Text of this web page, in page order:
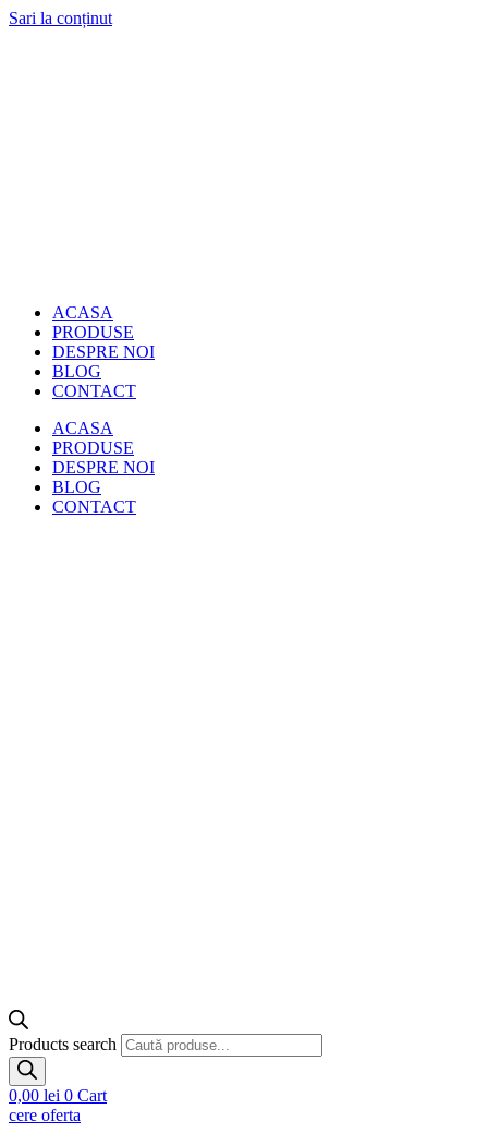
Sari la conținut
ACASA
PRODUSE
DESPRE NOI
BLOG
CONTACT
ACASA
PRODUSE
DESPRE NOI
BLOG
CONTACT
Products search
0,00 lei 0 Cart
cere oferta